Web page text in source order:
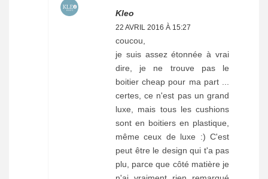
Kleo
22 AVRIL 2016 À 15:27
coucou,
je suis assez étonnée à vrai
dire, je ne trouve pas le
boitier cheap pour ma part ...
certes, ce n'est pas un grand
luxe, mais tous les cushions
sont en boitiers en plastique,
même ceux de luxe :) C'est
peut être le design qui t'a pas
plu, parce que côté matière je